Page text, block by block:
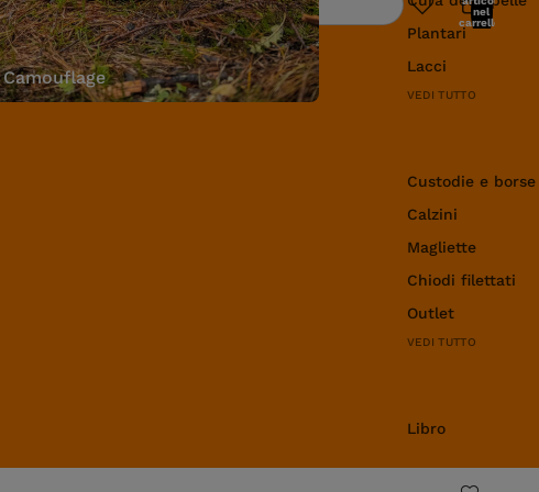
Camouflage
Plantari
Lacci
VEDI TUTTO
Custodie e
Calzini
Magliette
Chiodi filettati
Outlet
VEDI TUTTO
Libro
Ricerca
nel
carrello: